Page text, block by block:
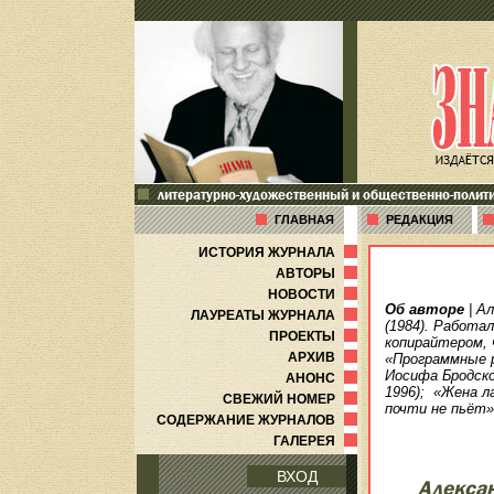
литературно-художественный и общественно-
ГЛАВНАЯ РЕДАКЦИЯ
ИСТОРИЯ ЖУРНАЛА
АВТОРЫ
НОВОСТИ
ЛАУРЕАТЫ ЖУРНАЛА
ПРОЕКТЫ
АРХИВ
АНОНС
СВЕЖИЙ НОМЕР
СОДЕРЖАНИЕ ЖУРНАЛОВ
ГАЛЕРЕЯ
ВХОД
Об авторе |
(1984).
копирайтером,
«Программные
Иосифа
1996); «Жена
почти не